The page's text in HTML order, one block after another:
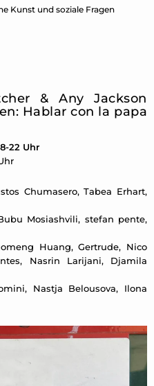
Kunst und soziale Fragen
& Any Jackson
Hablar con la papa
22 Uhr
Chumasero, Tabea Erhart,
Mosiashvili, stefan pente,
Huang, Gertrude, Nico
Nasrin Larijani, Djamila
Nastja Belousova, Ilona